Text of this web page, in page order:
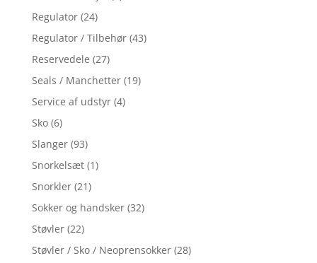
Regulator (24)
Regulator / Tilbehør (43)
Reservedele (27)
Seals / Manchetter (19)
Service af udstyr (4)
Sko (6)
Slanger (93)
Snorkelsæt (1)
Snorkler (21)
Sokker og handsker (32)
Støvler (22)
Støvler / Sko / Neoprensokker (28)